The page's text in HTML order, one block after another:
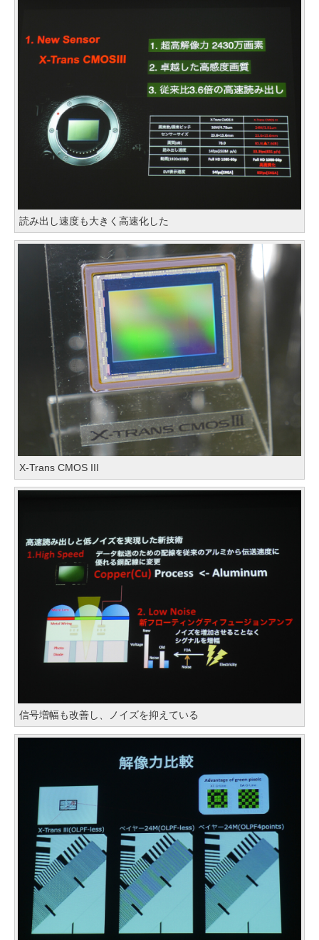
読み出し速度も大きく高速化した
X-Trans CMOS III
信号増幅も改善し、ノイズを抑えている